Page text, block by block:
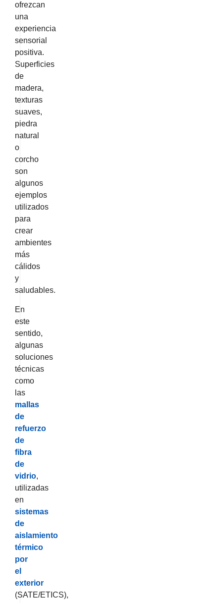
ofrezcan
una
experiencia
sensorial
positiva.
Superficies
de
madera,
texturas
suaves,
piedra
natural
o
corcho
son
algunos
ejemplos
utilizados
para
crear
ambientes
más
cálidos
y
saludables.
En
este
sentido,
algunas
soluciones
técnicas
como
las
mallas
de
refuerzo
de
fibra
de
vidrio,
utilizadas
en
sistemas
de
aislamiento
térmico
por
el
exterior
(SATE/ETICS),